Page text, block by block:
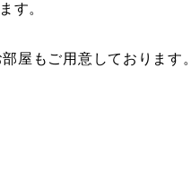
す。
屋もご用意しております。